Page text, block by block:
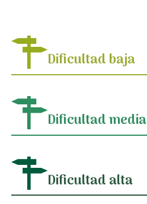
Dificultad baja
Dificultad media
Dificultad alta